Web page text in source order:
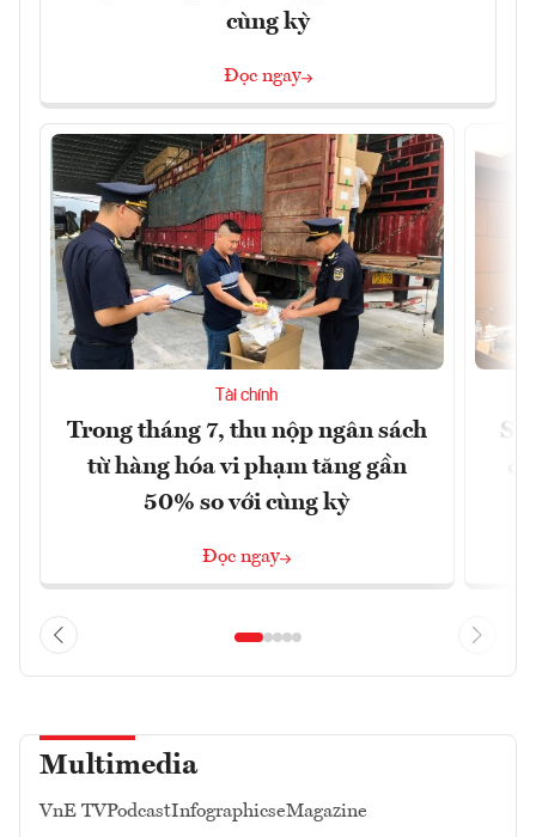
cùng kỳ
Đọc ngay
Tài chính
Trong tháng 7, thu nộp ngân sách
từ hàng hóa vi phạm tăng gần
50% so với cùng kỳ
Đọc ngay
Multimedia
VnE TVPodcastInfographicseMagazine